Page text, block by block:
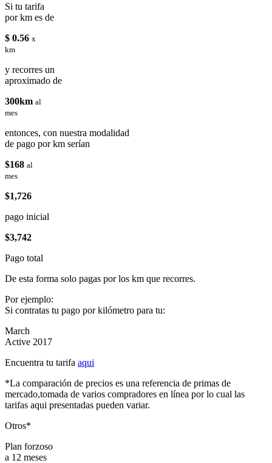
Si tu tarifa
por km es de
$ 0.56 x
km
y recorres un
aproximado de
300km al
mes
entonces, con nuestra modalidad
de pago por km serían
$168 al
mes
$1,726
pago inicial
$3,742
Pago total
De esta forma solo pagas por los km que recorres.
Por ejemplo:
Si contratas tu pago por kilómetro para tu:
March
Active 2017
Encuentra tu tarifa aqui
*La comparación de precios es una referencia de primas de
mercado,tomada de varios compradores en línea por lo cual las
tarifas aqui presentadas pueden variar.
Otros*
Plan forzoso
a 12 meses